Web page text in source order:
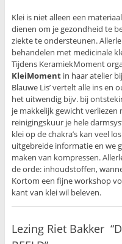
Klei is niet alleen een
dienen om je gezondheid te
ziekte te ondersteunen.
behandelen met medicinale
Tijdens KeramiekMoment
KleiMomentin haar atelier
Blauwe Lis’ vertelt alle ins en
het uitwendig bijv. bij
je makkelijk gewicht verliezen
reinigingskuur je hele
klei op de chakra’s kan veel
uitgebreide informatie en we
maken van kompressen.
de orde: inhoudstoffen,
Kortom een fijne workshop
kant van klei wil beleven.
Lezing Riet Bakker